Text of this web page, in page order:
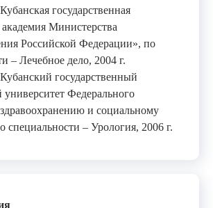
государственная
Министерства
Российской Федерации», по
– Лечебное дело, 2004 г.
государственный
Федерального
здравоохранению и социальному
специальности – Урология, 2006 г.